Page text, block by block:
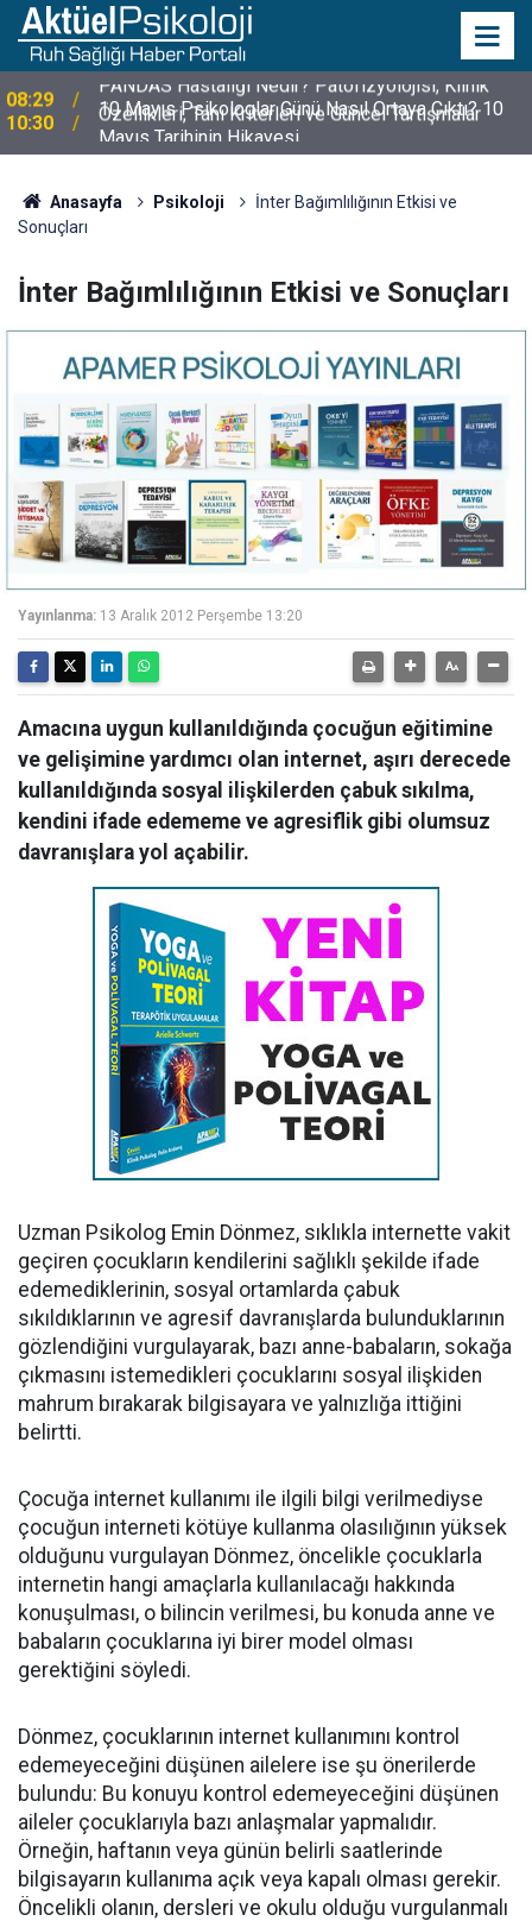
10:30
10 Mayıs Psikologlar Günü Nasıl Ortaya Çıktı? 10
Mayıs Tarihinin Hikayesi
Anasayfa Psikoloji
İnter Bağımlılığının Etkisi ve
Sonuçları
İnter Bağımlılığının Etkisi ve Sonuçları
Yayınlanma: 13 Aralık 2012 Perşembe 13:20
Amacına uygun kullanıldığında çocuğun eğitimine
ve gelişimine yardımcı olan internet, aşırı derecede
kullanıldığında sosyal ilişkilerden çabuk sıkılma,
kendini ifade edememe ve agresiflik gibi olumsuz
davranışlara yol açabilir.
Uzman Psikolog Emin Dönmez, sıklıkla internette vakit
geçiren çocukların kendilerini sağlıklı şekilde ifade
edemediklerinin, sosyal ortamlarda çabuk
sıkıldıklarının ve agresif davranışlarda bulunduklarının
gözlendiğini vurgulayarak, bazı anne-babaların, sokağa
çıkmasını istemedikleri çocuklarını sosyal ilişkiden
mahrum bırakarak bilgisayara ve yalnızlığa ittiğini
belirtti.
Çocuğa internet kullanımı ile ilgili bilgi verilmediyse
çocuğun interneti kötüye kullanma olasılığının yüksek
olduğunu vurgulayan Dönmez, öncelikle çocuklarla
internetin hangi amaçlarla kullanılacağı hakkında
konuşulması, o bilincin verilmesi, bu konuda anne ve
babaların çocuklarına iyi birer model olması
gerektiğini söyledi.
Dönmez, çocuklarının internet kullanımını kontrol
edemeyeceğini düşünen ailelere ise şu önerilerde
bulundu: Bu konuyu kontrol edemeyeceğini düşünen
aileler çocuklarıyla bazı anlaşmalar yapmalıdır.
Örneğin, haftanın veya günün belirli saatlerinde
bilgisayarın kullanıma açık veya kapalı olması gerekir.
Öncelikli olanın, dersleri ve okulu olduğu vurgulanmalı